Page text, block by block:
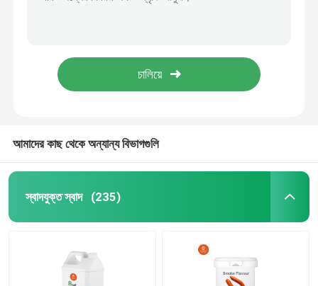
মশলাজাতক পাউডার
মিষ্টির স্বাদ
উদ্ভিদ নির্যাস
আমাদের কাছ থেকে অন্যান্য বিভাগগুলি
স্বাদযুক্ত স্বাদ (235)